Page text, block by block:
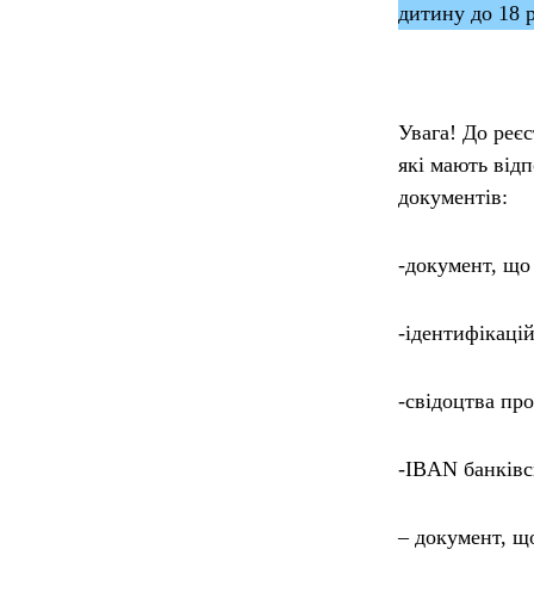
дитину до 18
Увага! До
які мають
документів:
-документ, що
-
-свідоцтва
-IBAN
– документ,